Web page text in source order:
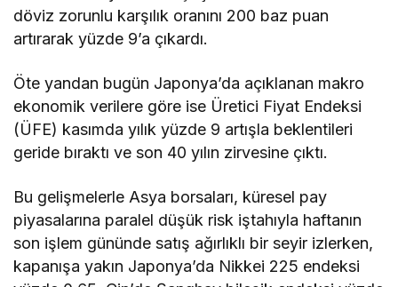
Yurt içinde, dün Borsa İstanbul’da BIST 100
endeksi önceki kapanışa göre yüzde 1,34 değer
kazanarak 2.031,44 puanla kapanış rekorunu
kırarken, gün içinde gördüğü en yüksek seviye
rekorunu da 2.053,47 puana taşıdı.
Dolar/TL ise uluslararası piyasada dün, günü
ardından bugün bankalararası piyasanın açılışında
13,7850 seviyesinde işlem görüyor.
Analistler, bugün yurt içinde Türkiye Cumhuriyet